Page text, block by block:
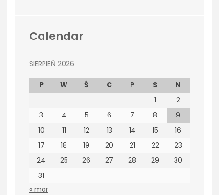
Calendar
SIERPIEŃ 2026
P W Ś C P S
N
1
2
3
4 5 6 7 8
9
10
11 12 13 14 15
16
17
18 19 20 21 22
23
24
25 26 27 28 29
30
31
« mar